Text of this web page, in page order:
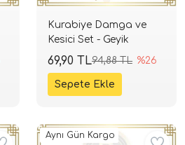
Kurabiye Damga ve
Kesici Set - Geyik
94,88 TL %26
69,90 TL
Aynı Gün Kargo